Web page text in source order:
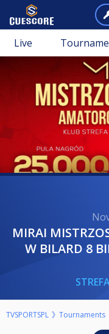
Live
MIRAI MISTRZOSTWA POLSKI AMATORÓW
W BILARD 8
TVSPORTSPL Tournaments